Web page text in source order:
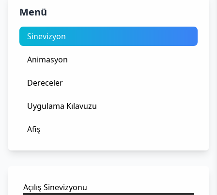
Menü
Sinevizyon
Animasyon
Dereceler
Uygulama Kılavuzu
Afiş
Açılış Sinevizyonu